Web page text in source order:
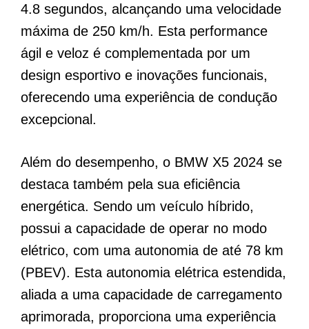
4.8 segundos, alcançando uma velocidade
máxima de 250 km/h. Esta performance
ágil e veloz é complementada por um
design esportivo e inovações funcionais,
oferecendo uma experiência de condução
excepcional.
Além do desempenho, o BMW X5 2024 se
destaca também pela sua eficiência
energética. Sendo um veículo híbrido,
possui a capacidade de operar no modo
elétrico, com uma autonomia de até 78 km
(PBEV). Esta autonomia elétrica estendida,
aliada a uma capacidade de carregamento
aprimorada, proporciona uma experiência